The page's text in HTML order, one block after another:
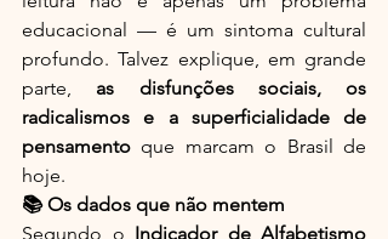
educacional — é um sintoma cultural
profundo. Talvez explique, em grande
parte, as disfunções sociais, os
radicalismos e a superficialidade de
pensamento que marcam o Brasil de
hoje.
📚 Os dados que não mentem
Segundo o Indicador de Alfabetismo